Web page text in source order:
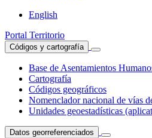
English
Portal Territorio
Códigos y cartografía
Base de Asentamientos
Cartografía
Códigos geográficos
Nomenclador nacional de vías
Unidades geoestadísticas
Datos georreferenciados